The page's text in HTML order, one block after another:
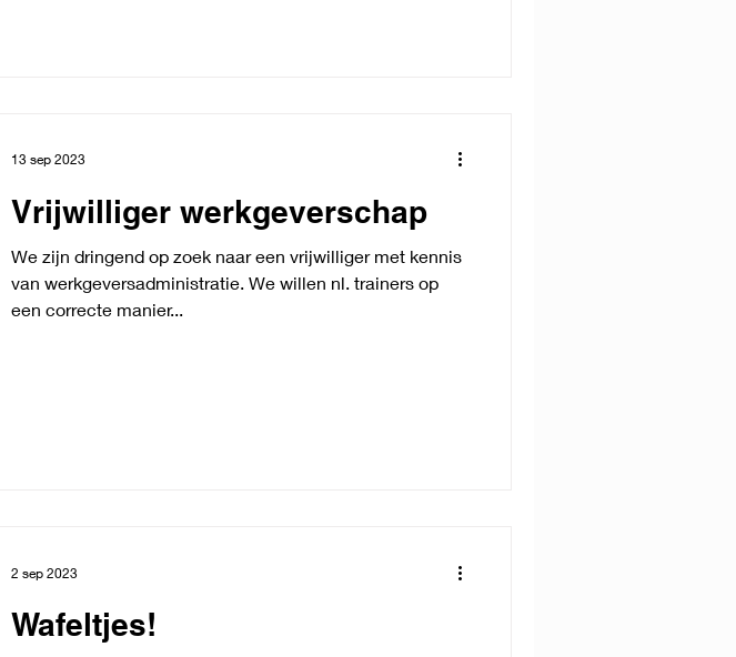
Vrijwilliger werkgeverschap
We zijn dringend op zoek naar een vrijwilliger met kennis
van werkgeversadministratie. We willen nl. trainers op
een correcte manier...
13 sep 2023
Wafeltjes!
2 sep 2023